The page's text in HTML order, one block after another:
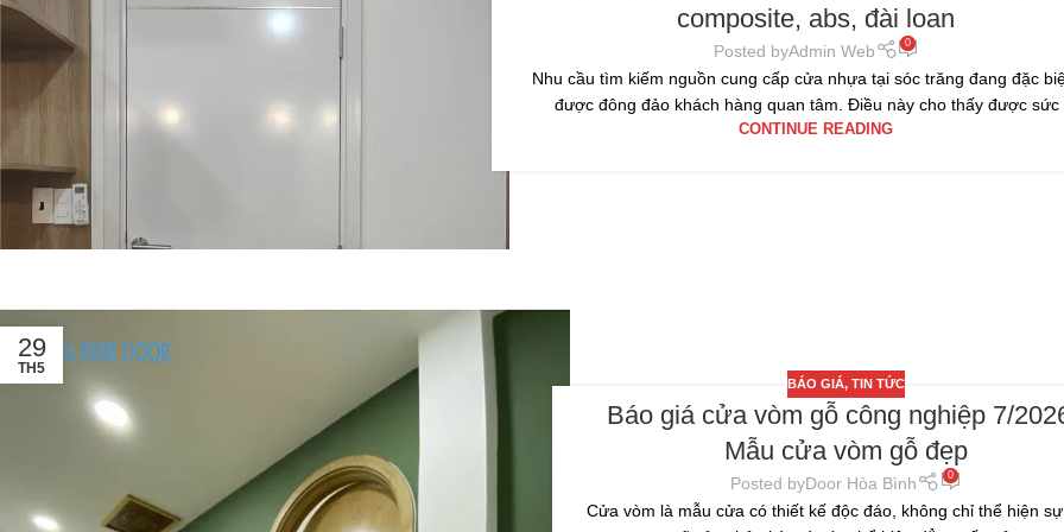
composite, abs, đài loan
Posted byAdmin Web 0
Nhu cầu tìm kiếm nguồn cung cấp cửa nhựa tại sóc trăng đang đặc
được đông đảo khách hàng quan tâm. Điều này cho thấy được sức
CONTINUE READING
29
TH5
BÁO GIÁ, TIN TỨC
Báo giá cửa vòm gỗ công nghiệp 7/
Mẫu cửa vòm gỗ đẹp
Posted byDoor Hòa Bình 0
Cửa vòm là mẫu cửa có thiết kế độc đáo, không chỉ thể hiện